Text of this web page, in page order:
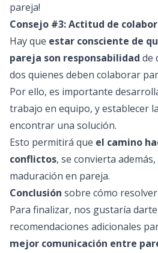
pareja!
Consejo #3: Actitud de
Hay que estar consciente de
pareja son responsabilidad de
dos quienes deben colaborar
Por ello, es importante
trabajo en equipo, y establecer
encontrar una solución.
Esto permitirá que el camino
conflictos, se convierta
maduración en pareja.
Conclusión sobre cómo
Para finalizar, nos gustaría
recomendaciones adicionales
mejor comunicación entre